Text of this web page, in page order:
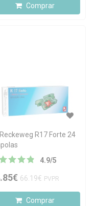
Comprar
Reckeweg R17 Forte 24
4.9/5
66.19€ PVPR
Comprar